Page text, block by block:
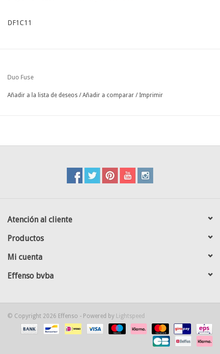
DF1C11
Duo Fuse
Añadir a la lista de deseos /Añadir a comparar / Imprimir
Atención al cliente
Productos
Mi cuenta
Effenso bvba
© Copyright 2026 Effenso - Powered by Lightspeed